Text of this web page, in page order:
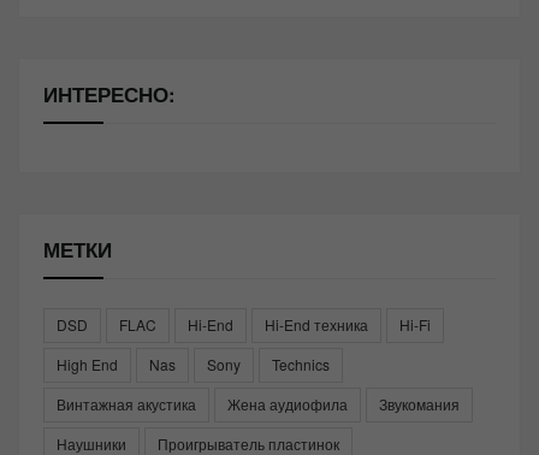
ИНТЕРЕСНО:
МЕТКИ
DSD FLAC Hi-End Hi-End техника
Hi-Fi
High End
Nas Sony
Technics
Винтажная акустика
Жена аудиофила
Звукомания
Наушники
Проигрыватель пластинок